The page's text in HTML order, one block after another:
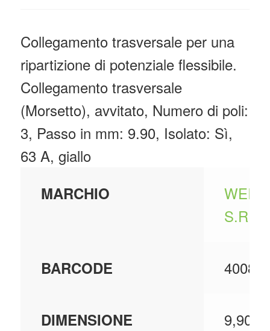
Collegamento trasversale per una
ripartizione di potenziale flessibile.
Collegamento trasversale
(Morsetto), avvitato, Numero di poli:
3, Passo in mm: 9.90, Isolato: Sì,
63 A, giallo
MARCHIO
S.R.L.
BARCODE
DIMENSIONE
9,900